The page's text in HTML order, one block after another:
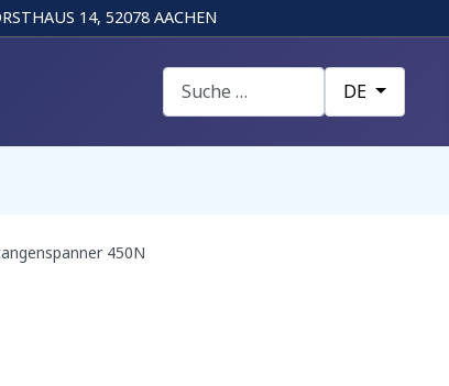
14, 52078 AACHEN
Suchen Sprache
DE
450N